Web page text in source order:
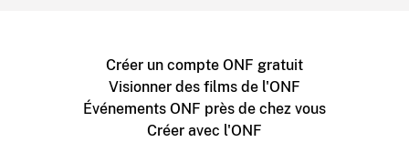
Créer un compte ONF gratuit
Visionner des films de l'ONF
Événements ONF près de chez vous
Créer avec l'ONF